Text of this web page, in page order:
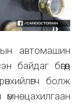
автомашин
байдаг бөгөөд
болж
цахилгаан